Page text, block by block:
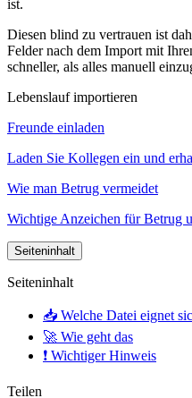
ist.
Diesen blind zu vertrauen ist
Felder nach dem Import mit
schneller, als alles manuell
Lebenslauf importieren
Freunde einladen
Laden Sie Kollegen ein und
Wie man Betrug vermeidet
Wichtige Anzeichen für Betrug
Seiteninhalt
Seiteninhalt
📥 Welche Datei eignet
🚀 Wie geht das
❗ Wichtiger Hinweis
Teilen